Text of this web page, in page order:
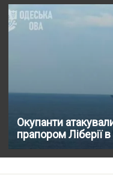
Окупанти
прапором Ліберії